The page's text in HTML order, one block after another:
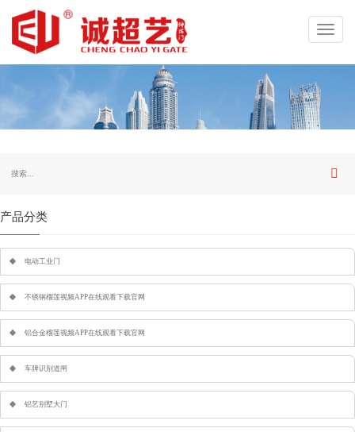
产品分类
电动工业门
不锈钢榴莲视频APP在线观看下载官网
铝合金榴莲视频APP在线观看下载官网
车牌识别道闸
铝艺别墅大门